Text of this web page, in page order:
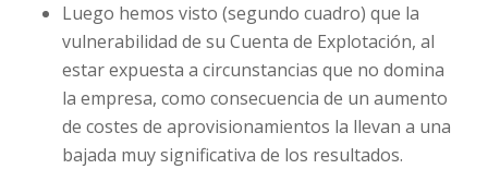
Luego hemos visto (segundo cuadro) que la
vulnerabilidad de su Cuenta de Explotación, al
estar expuesta a circunstancias que no domina
la empresa, como consecuencia de un aumento
de costes de aprovisionamientos la llevan a una
bajada muy significativa de los resultados.